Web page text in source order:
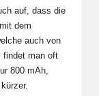
auf, dass die
dem
auch von
findet man oft
800 mAh,